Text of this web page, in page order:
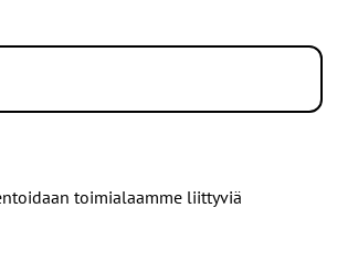
toimialaamme liittyviä